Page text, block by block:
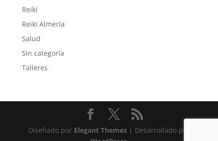
Reiki
Reiki Almería
Salud
Sin categoría
Talleres
Diseñado por Elegant Themes| Desarrollado por